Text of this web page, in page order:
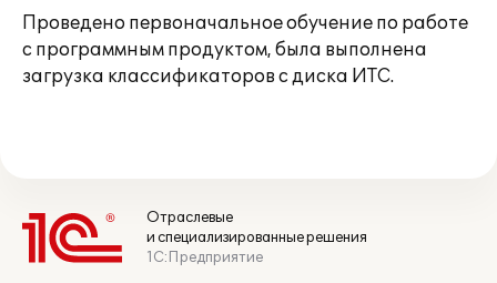
Проведено первоначальное обучение по работе
с программным продуктом, была выполнена
загрузка классификаторов с диска ИТС.
Отраслевые
и специализированные решения
1С:Предприятие